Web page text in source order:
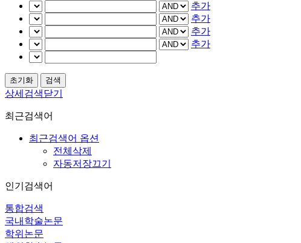
추가
추가
추가
추가
상세검색닫기
최근검색어
최근검색어 옵션
전체삭제
자동저장끄기
인기검색어
통합검색
국내학술논문
학위논문